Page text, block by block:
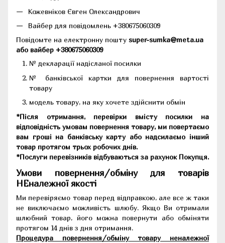
Кожевніков Євген Олександрович
Вайбер для повідомлень +380675060309
Повідомте на електронну пошту super-sumka@meta.ua
або вайбер +380675060309
№ декларації надісланої посилки
№ банківської картки для повернення вартості
товару
модель товару, на яку хочете здійснити обмін
*Після отримання, перевірки вмісту посилки на
відповідність умовам повернення товару, ми повертаємо
вам гроші на банківську карту або надсилаємо інший
товар протягом трьох робочих днів.
*Послуги перевізників відбуваються за рахунок Покупця.
Умови повернення/обміну для товарів
НЕналежної якості
Ми перевіряємо товар перед відправкою, але все ж таки
не виключаємо можливість шлюбу. Якщо Ви отримали
шлюбний товар, його можна повернути або обміняти
протягом 14 днів з дня отримання.
Процедура повернення/обміну товару неналежної